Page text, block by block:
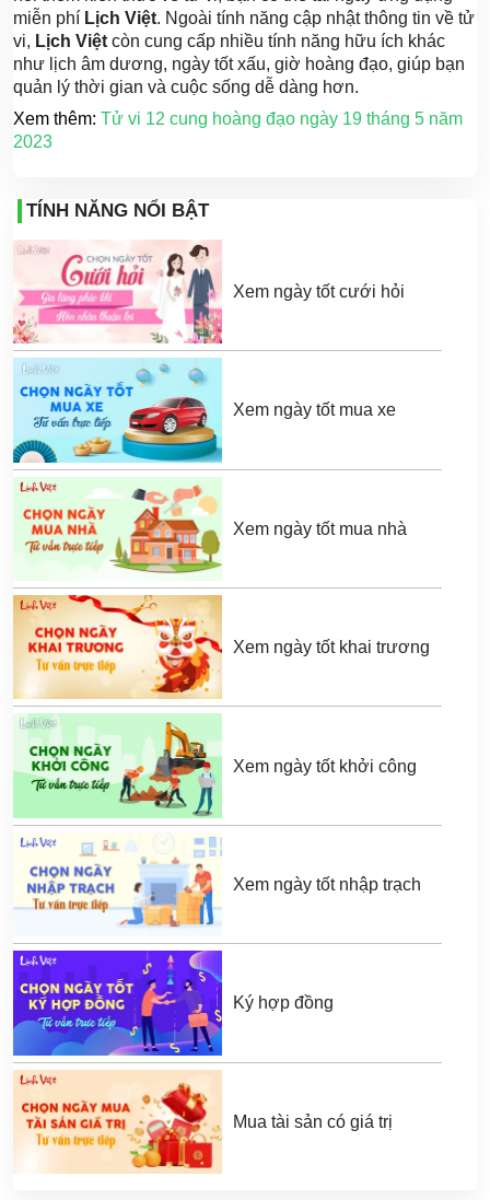
miễn phí Lịch Việt. Ngoài tính năng cập nhật thông tin về tử
vi, Lịch Việt còn cung cấp nhiều tính năng hữu ích khác
như lịch âm dương, ngày tốt xấu, giờ hoàng đạo, giúp bạn
quản lý thời gian và cuộc sống dễ dàng hơn.
Xem thêm: Tử vi 12 cung hoàng đạo ngày 19 tháng 5 năm
2023
TÍNH NĂNG NỔI BẬT
Xem ngày tốt cưới hỏi
Xem ngày tốt mua xe
Xem ngày tốt mua nhà
Xem ngày tốt khai trương
Xem ngày tốt khởi công
Xem ngày tốt nhập trạch
Ký hợp đồng
Mua tài sản có giá trị